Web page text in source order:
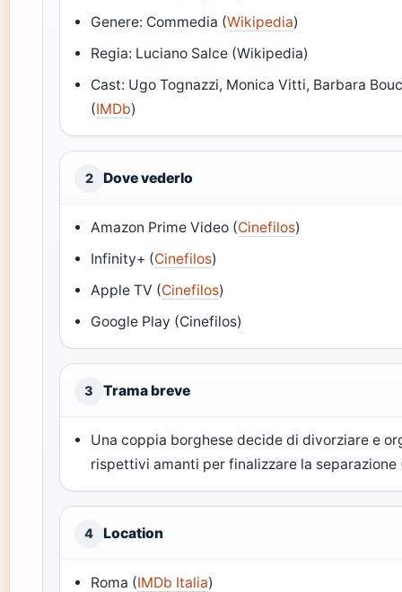
Genere: Commedia (Wikipedia)
Regia: Luciano Salce (Wikipedia)
Cast: Ugo Tognazzi, Monica Vitti, Barbara
(IMDb)
2 Dove vederlo
Amazon Prime Video (Cinefilos)
Infinity+ (Cinefilos)
Apple TV (Cinefilos)
Google Play (Cinefilos)
3 Trama breve
Una coppia borghese decide di divorziare e
rispettivi amanti per finalizzare la separazione
4 Location
Roma (IMDb Italia)